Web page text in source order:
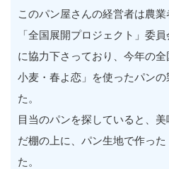
このパン屋さんの経営者は農
「全国展開プロジェクト」委
に協力下さっており、今年の
小麦・春よ恋」を使ったパン
た。
目当のパンを探していると、
だ棚の上に、パン生地で作っ
た。